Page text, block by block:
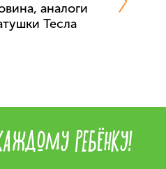
аналоги
Тесла
Что
РЕБЁНКУ!